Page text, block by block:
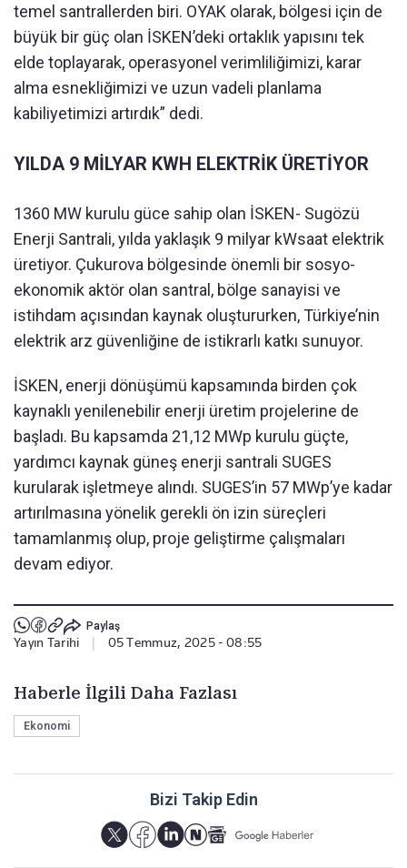
temel santrallerden biri. OYAK olarak, bölgesi için de
büyük bir güç olan İSKEN’deki ortaklık yapısını tek
elde toplayarak, operasyonel verimliliğimizi, karar
alma esnekliğimizi ve uzun vadeli planlama
kabiliyetimizi artırdık” dedi.
YILDA 9 MİLYAR KWH ELEKTRİK ÜRETİYOR
1360 MW kurulu güce sahip olan İSKEN- Sugözü
Enerji Santrali, yılda yaklaşık 9 milyar kWsaat elektrik
üretiyor. Çukurova bölgesinde önemli bir sosyo-
ekonomik aktör olan santral, bölge sanayisi ve
istihdam açısından kaynak oluştururken, Türkiye’nin
elektrik arz güvenliğine de istikrarlı katkı sunuyor.
İSKEN, enerji dönüşümü kapsamında birden çok
kaynaklı yenilenebilir enerji üretim projelerine de
başladı. Bu kapsamda 21,12 MWp kurulu güçte,
yardımcı kaynak güneş enerji santrali SUGES
kurularak işletmeye alındı. SUGES’in 57 MWp’ye kadar
artırılmasına yönelik gerekli ön izin süreçleri
tamamlanmış olup, proje geliştirme çalışmaları
devam ediyor.
Paylaş
Yayın Tarihi 05 Temmuz, 2025 - 08:55
Haberle İlgili Daha Fazlası
Ekonomi
Bizi Takip Edin